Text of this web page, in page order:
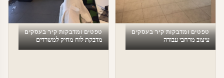
טפטים ומדבקות קיר בעסקים
עיצוב מרחבי עבודה
טפטים ומדבקות קיר בעסקים
מדבקת לוח מחיק למשרדים